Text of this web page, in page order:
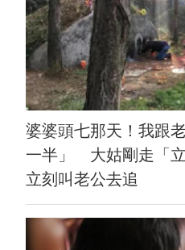
婆婆頭七那天！我跟
一半」 大姑剛走「
立刻叫老公去追